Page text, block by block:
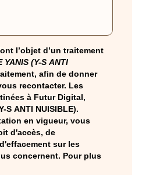
l’objet d’un traitement
YANIS (Y-S ANTI
afin de donner
recontacter. Les
à Futur Digital,
S ANTI NUISIBLE).
en vigueur, vous
d'accès, de
sur les
concernent. Pour plus